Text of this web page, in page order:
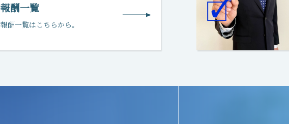
報酬一覧
報酬一覧はこちらから。